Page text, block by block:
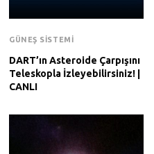
GÜNEŞ SISTEMI
DART’ın Asteroide Çarpışını
Teleskopla İzleyebilirsiniz! |
CANLI